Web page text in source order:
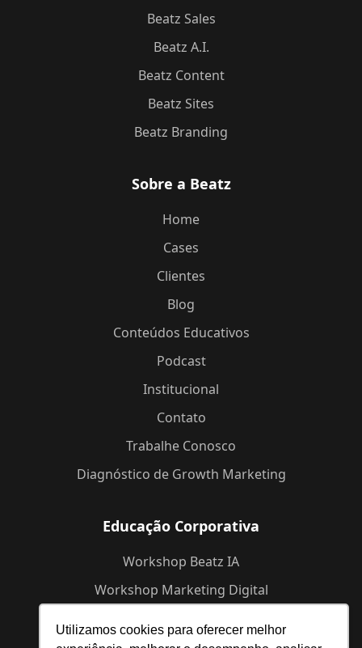
Utilizamos cookies para oferecer melhor
Beatz Sales
Beatz A.I.
Beatz Content
Beatz Sites
Beatz Branding
Sobre a Beatz
Home
Cases
Clientes
Blog
Conteúdos Educativos
Podcast
Institucional
Contato
Trabalhe Conosco
Diagnóstico de Growth Marketing
Educação Corporativa
Workshop Beatz IA
Workshop Marketing Digital